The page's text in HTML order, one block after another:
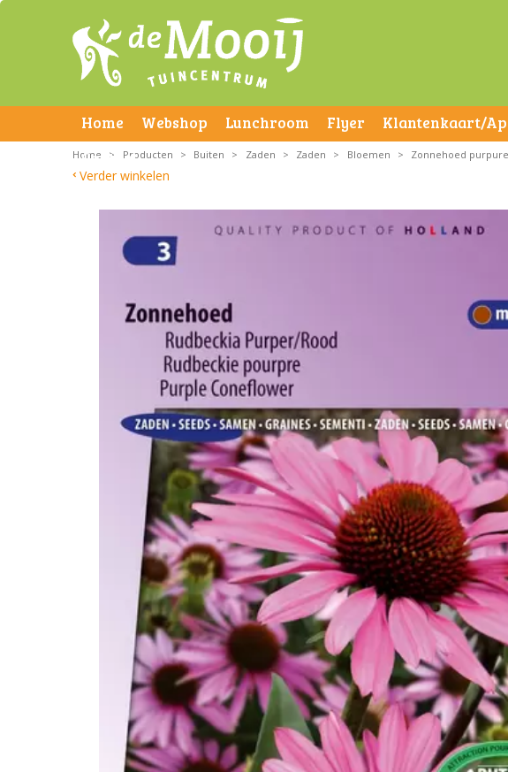
Home Webshop Lunchroom Flyer Klantenkaart/
Contact
Home > Producten > Buiten > Zaden > Zaden > Bloemen > Zonnehoed
Verder winkelen